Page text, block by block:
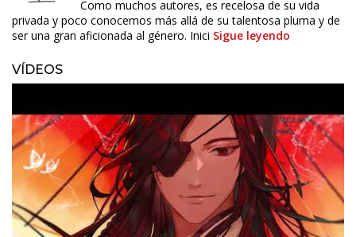
Como muchos autores, es recelosa de su vida
privada y poco conocemos más allá de su talentosa pluma y de
ser una gran aficionada al género. Inici Sigue leyendo
VÍDEOS